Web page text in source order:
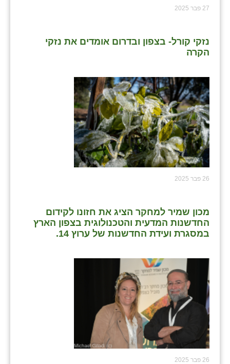
27 פבר 2025
נזקי קורל- בצפון ובדרום אומדים את נזקי
הקרה
26 פבר 2025
מכון שמיר למחקר הציג את חזונו לקידום
החדשנות המדעית והטכנולוגית בצפון הארץ
במסגרת ועידת החדשנות של ערוץ 14.
26 פבר 2025